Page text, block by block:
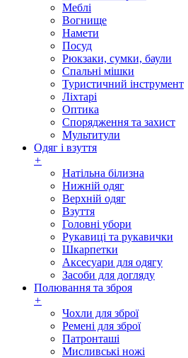
Меблі
Вогнище
Намети
Посуд
Рюкзаки, сумки, баули
Спальні мішки
Туристичний інструмент
Ліхтарі
Оптика
Спорядження та захист
Мультитули
Одяг і взуття
+
Натільна білизна
Нижній одяг
Верхній одяг
Взуття
Головні убори
Рукавиці та рукавички
Шкарпетки
Аксесуари для одягу
Засоби для догляду
Полювання та зброя
+
Чохли для зброї
Ремені для зброї
Патронташі
Мисливські ножі